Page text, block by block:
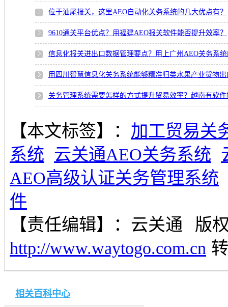
位于汕尾报关，这里AEO自动化关务系统的几大优点有？
9610通关平台优点？用福建AEO报关软件能否提升效率？
信息化报关进出口数据管理要点？用上广州AEO关务系
用四川智慧信息化关务系统能够精准归类水果产业货物
关务管理系统需要怎样的方式提升贸易效率？越南有软
【本文标签】： 加工贸易关
系统 云关通AEO关务系统
AEO高级认证关务管理系统
件
【责任编辑】： 云关通
版
http://www.waytogo.com.cn
相关百科中心